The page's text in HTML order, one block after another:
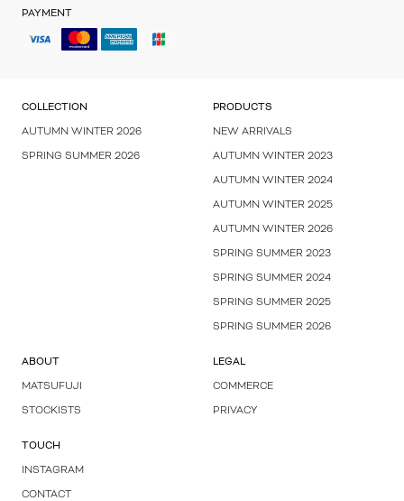
PAYMENT
COLLECTION
AUTUMN WINTER 2026
SPRING SUMMER 2026
PRODUCTS
NEW ARRIVALS
AUTUMN WINTER 2023
AUTUMN WINTER 2024
AUTUMN WINTER 2025
AUTUMN WINTER 2026
SPRING SUMMER 2023
SPRING SUMMER 2024
SPRING SUMMER 2025
SPRING SUMMER 2026
ABOUT
MATSUFUJI
STOCKISTS
LEGAL
COMMERCE
PRIVACY
TOUCH
INSTAGRAM
CONTACT